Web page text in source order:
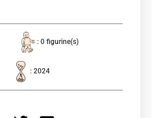
: 0 figurine(s)
: 2024